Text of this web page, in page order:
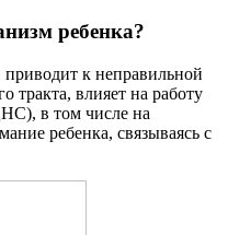
ребенка?
к неправильной
тракта, влияет на работу
в том числе на
ребенка, связываясь с